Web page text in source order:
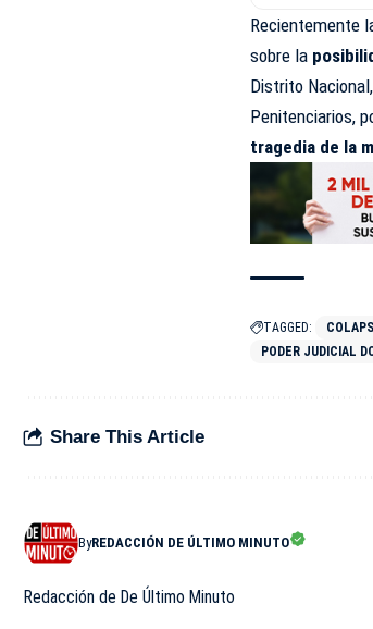
Recientemente
sobre la
Distrito
Penitenciarios,
tragedia de la
TAGGED:
PODER JUDICIAL
Share This Article
ByREDACCIÓN DE ÚLTIMO MINUTO
Redacción de De Último Minuto